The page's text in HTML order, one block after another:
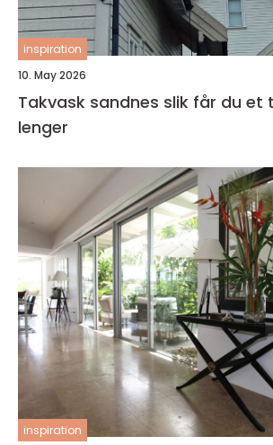
inspiration
10. May 2026
Takvask sandnes slik får du et tak som varer
lenger
inspiration